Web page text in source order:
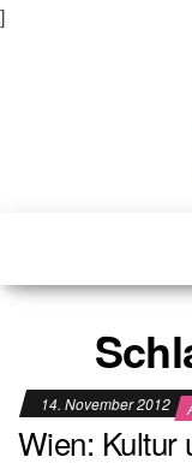
]
14. November 2012
Wien: Kultur